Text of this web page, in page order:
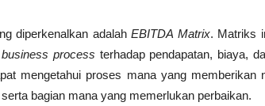
diperkenalkan adalahEBITDA Matrix. Matriks
business process terhadap pendapatan, biaya,
mengetahui proses mana yang memberikan
bagian mana yang memerlukan perbaikan.